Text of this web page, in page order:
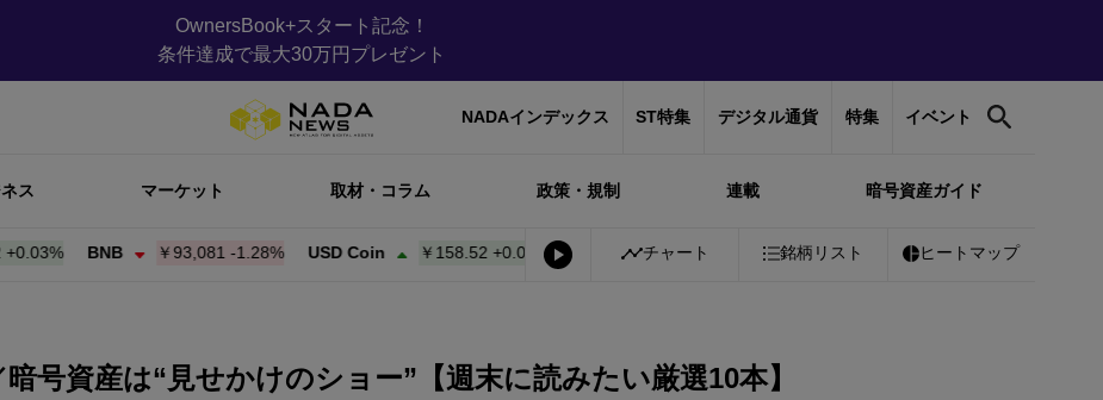
OwnersBook+スタート記念！
条件達成で最大30万円プレゼント
NADAインデックス ST特集 デジタル通貨 特集 イベント
ス マーケット 取材・コラム 政策・規制 連載 暗号資産ガイド
BNB ￥93,081-1.28% USD Coin ￥158.52+0.00% Bitcoin ￥10,197,637 Ethereum ￥302,095-0.09%
チャート 銘柄リスト ヒートマップ
号資産は“見せかけのショー”【週末に読みたい厳選10本】